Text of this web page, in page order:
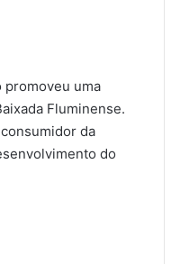
promoveu uma
Fluminense.
da
do